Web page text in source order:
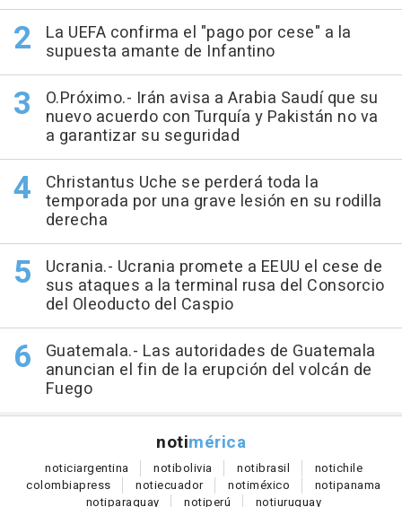
La UEFA confirma el "pago por cese" a la
supuesta amante de Infantino
O.Próximo.- Irán avisa a Arabia Saudí que su
nuevo acuerdo con Turquía y Pakistán no va
a garantizar su seguridad
Christantus Uche se perderá toda la
temporada por una grave lesión en su rodilla
derecha
Ucrania.- Ucrania promete a EEUU el cese de
sus ataques a la terminal rusa del Consorcio
del Oleoducto del Caspio
Guatemala.- Las autoridades de Guatemala
anuncian el fin de la erupción del volcán de
Fuego
notimérica
noticiargentina notibolivia notibrasil notichile
colombiapress notiecuador notiméxico notipanama
notiparaguay notiperú notiuruguay